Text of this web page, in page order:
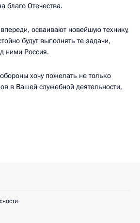
благо Отечества.
осваивают новейшую технику,
будут выполнять те задачи,
ними Россия.
хочу пожелать не только
в Вашей служебной деятельности,